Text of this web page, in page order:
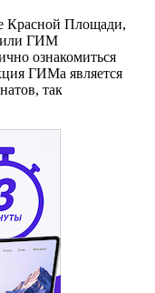
Красной Площади,
или ГИМ
ознакомиться
ГИМа является
так